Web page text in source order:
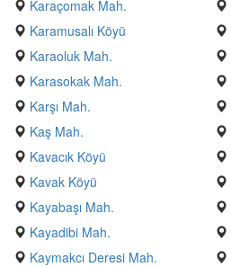
Karaçomak Mah.
Karamusalı Köyü
Karaoluk Mah.
Karasokak Mah.
Karşı Mah.
Kaş Mah.
Kavacık Köyü
Kavak Köyü
Kayabaşı Mah.
Kayadibi Mah.
Kaymakcı Deresi Mah.